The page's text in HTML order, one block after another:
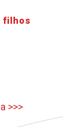
filhos
>>>